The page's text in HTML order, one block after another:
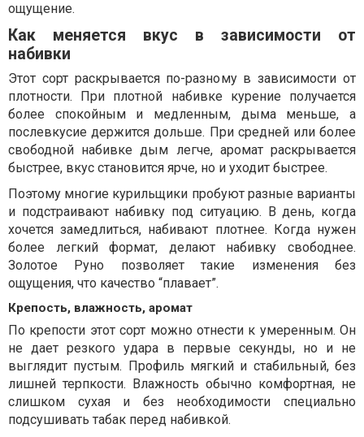
ощущение.
Как меняется вкус в зависимости от
набивки
Этот сорт раскрывается по-разному в зависимости от
плотности. При плотной набивке курение получается
более спокойным и медленным, дыма меньше, а
послевкусие держится дольше. При средней или более
свободной набивке дым легче, аромат раскрывается
быстрее, вкус становится ярче, но и уходит быстрее.
Поэтому многие курильщики пробуют разные варианты
и подстраивают набивку под ситуацию. В день, когда
хочется замедлиться, набивают плотнее. Когда нужен
более легкий формат, делают набивку свободнее.
Золотое Руно позволяет такие изменения без
ощущения, что качество “плавает”.
Крепость, влажность, аромат
По крепости этот сорт можно отнести к умеренным. Он
не дает резкого удара в первые секунды, но и не
выглядит пустым. Профиль мягкий и стабильный, без
лишней терпкости. Влажность обычно комфортная, не
слишком сухая и без необходимости специально
подсушивать табак перед набивкой.